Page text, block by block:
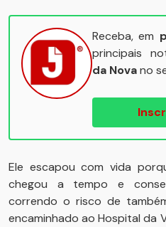
Receba, em
principais
da Novano
Ele escapou com vida
chegou a tempo e
correndo o risco de
encaminhado ao Hospital da